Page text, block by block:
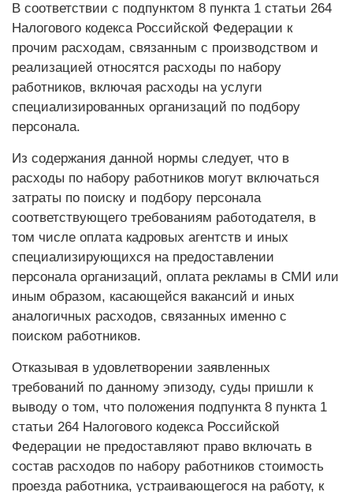
В соответствии с подпунктом 8 пункта 1 статьи 264
Налогового кодекса Российской Федерации к
прочим расходам, связанным с производством и
реализацией относятся расходы по набору
работников, включая расходы на услуги
специализированных организаций по подбору
персонала.
Из содержания данной нормы следует, что в
расходы по набору работников могут включаться
затраты по поиску и подбору персонала
соответствующего требованиям работодателя, в
том числе оплата кадровых агентств и иных
специализирующихся на предоставлении
персонала организаций, оплата рекламы в СМИ или
иным образом, касающейся вакансий и иных
аналогичных расходов, связанных именно с
поиском работников.
Отказывая в удовлетворении заявленных
требований по данному эпизоду, суды пришли к
выводу о том, что положения подпункта 8 пункта 1
статьи 264 Налогового кодекса Российской
Федерации не предоставляют право включать в
состав расходов по набору работников стоимость
проезда работника, устраивающегося на работу, к